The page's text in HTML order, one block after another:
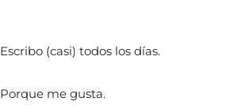
Escribo (casi) todos los días.
Porque me gusta.